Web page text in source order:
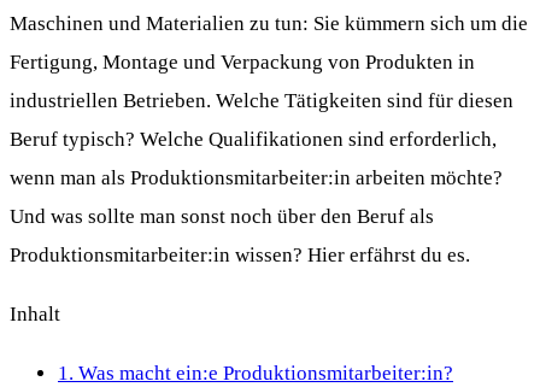
Maschinen und Materialien zu tun: Sie kümmern sich um die
Fertigung, Montage und Verpackung von Produkten in
industriellen Betrieben. Welche Tätigkeiten sind für diesen
Beruf typisch? Welche Qualifikationen sind erforderlich,
wenn man als Produktionsmitarbeiter:in arbeiten möchte?
Und was sollte man sonst noch über den Beruf als
Produktionsmitarbeiter:in wissen? Hier erfährst du es.
Inhalt
1. Was macht ein:e Produktionsmitarbeiter:in?